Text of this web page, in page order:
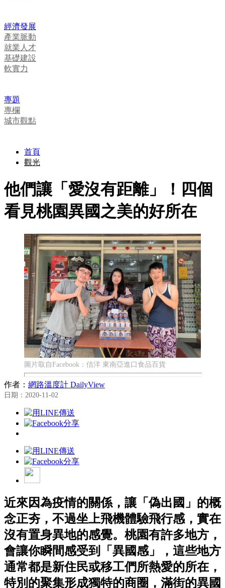
經濟發展
產業脈動
就業人才
基礎建設
軟實力
專題
專欄
城市觀點
首頁
觀光
他們讓「愛沒有距離」！四個
看見桃園異國之美的好所在
圖片取自Facebook：佶洋 東南亞進口食品百貨
作者： 網路溫度計 DailyView
日期：2020-11-02
近來因為疫情的關係，讓「偽出國」的概
念正夯，不過坐上飛機體驗飛行感，實在
沒有置身異地的感覺。桃園有許多地方，
會讓你瞬間感受到「異國感」，這些地方
通常都是新住民或移工們所熱愛的所在，
特別的聚集形成獨特的商圈，滿街的異國